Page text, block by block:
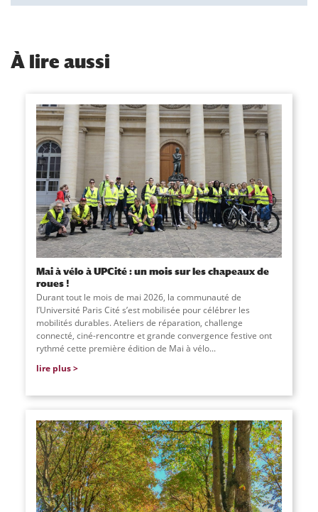
À lire aussi
Mai à vélo à UPCité : un mois sur les chapeaux de
roues !
Durant tout le mois de mai 2026, la communauté de
l’Université Paris Cité s’est mobilisée pour célébrer les
mobilités durables. Ateliers de réparation, challenge
connecté, ciné-rencontre et grande convergence festive ont
rythmé cette première édition de Mai à vélo...
lire plus